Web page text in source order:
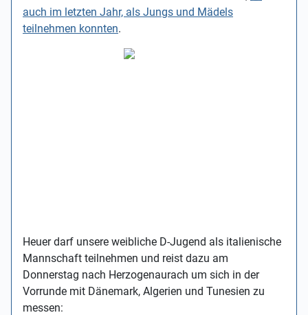
auch im letzten Jahr, als Jungs und Mädels
teilnehmen konnten.
Heuer darf unsere weibliche D-Jugend als italienische
Mannschaft teilnehmen und reist dazu am
Donnerstag nach Herzogenaurach um sich in der
Vorrunde mit Dänemark, Algerien und Tunesien zu
messen: